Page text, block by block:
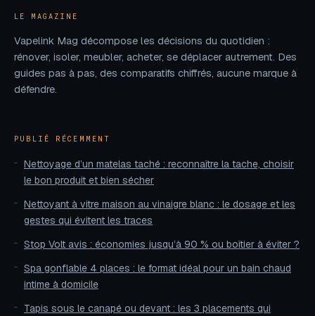
LE MAGAZINE
Vapelink Mag décompose les décisions du quotidien :
rénover, isoler, meubler, acheter, se déplacer autrement. Des
guides pas à pas, des comparatifs chiffrés, aucune marque à
défendre.
PUBLIÉ RÉCEMMENT
Nettoyage d’un matelas taché : reconnaître la tache, choisir
le bon produit et bien sécher
Nettoyant à vitre maison au vinaigre blanc : le dosage et les
gestes qui évitent les traces
Stop Volt avis : économies jusqu’à 90 % ou boîtier à éviter ?
Spa gonflable 4 places : le format idéal pour un bain chaud
intime à domicile
Tapis sous le canapé ou devant : les 3 placements qui